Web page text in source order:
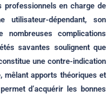
professionnels en charge de
utilisateur-dépendant, son
nombreuses complications
savantes soulignent que
une contre-indication
mêlant apports théoriques et
d’acquérir les bonnes